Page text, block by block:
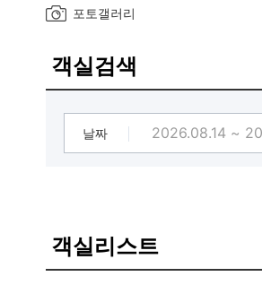
포토갤러리
객실검색
날짜
객실리스트